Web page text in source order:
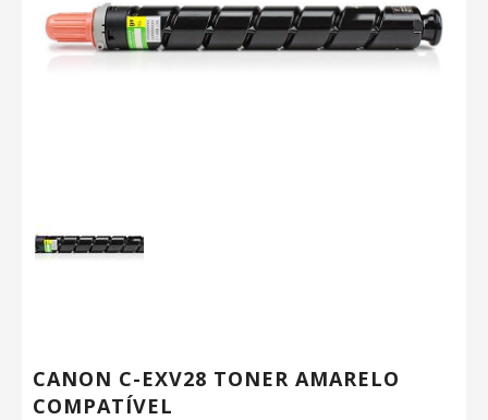
CANON C-EXV28 TONER AMARELO
COMPATÍVEL